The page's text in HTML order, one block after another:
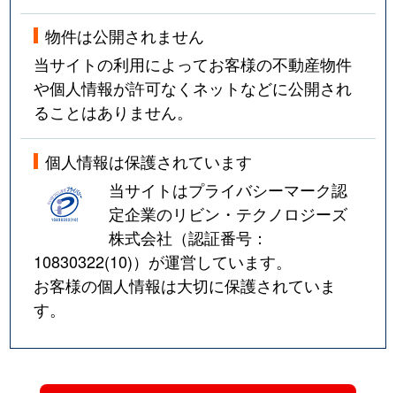
物件は公開されません
当サイトの利用によってお客様の不動産物件
や個人情報が許可なくネットなどに公開され
ることはありません。
個人情報は保護されています
当サイトはプライバシーマーク認
定企業のリビン・テクノロジーズ
株式会社（認証番号：
10830322(10)）が運営しています。
お客様の個人情報は大切に保護されていま
す。